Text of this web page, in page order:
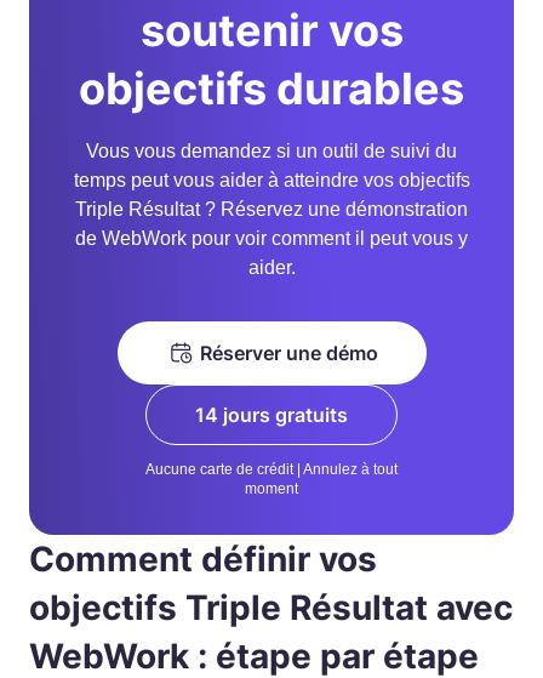
soutenir vos
objectifs durables
Vous vous demandez si un outil de suivi du
temps peut vous aider à atteindre vos objectifs
Triple Résultat ? Réservez une démonstration
de WebWork pour voir comment il peut vous y
aider.
Réserver une démo
14 jours gratuits
Aucune carte de crédit | Annulez à tout
moment
Comment définir vos
objectifs Triple Résultat avec
WebWork : étape par étape